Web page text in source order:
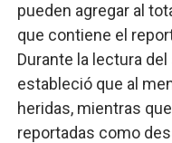
pueden agregar al
que contiene el
Durante la lectura
estableció que al
heridas, mientras
reportadas como